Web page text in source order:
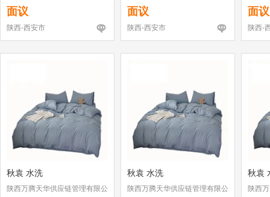
面议
陕西-西安市
面议
陕西-西安市
面议
陕西-
秋袁 水洗
陕西万腾天华供应链管理有限公
秋袁 水洗
陕西万腾天华供应链管理有限公
秋袁
陕西